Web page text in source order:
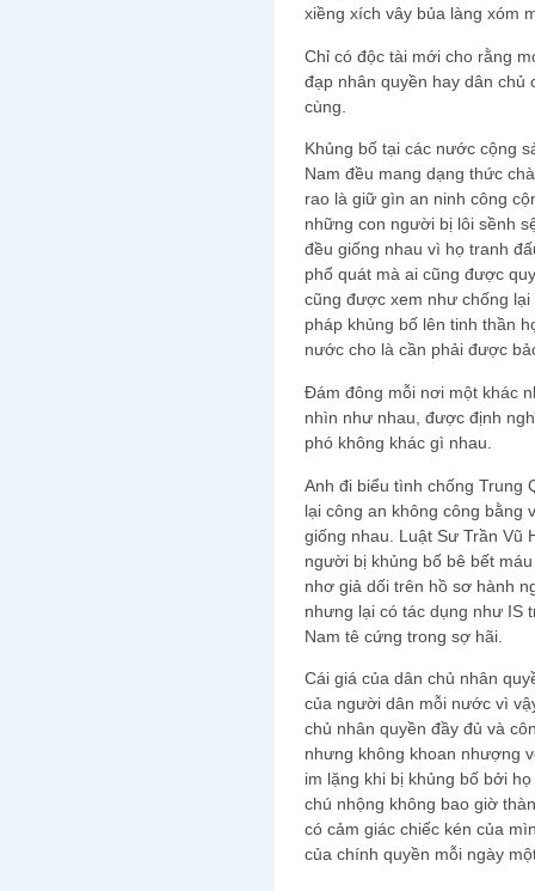
xiềng xích vây bủa làng xóm
Chỉ có độc tài mới cho rằng
đạp nhân quyền hay dân chủ
cùng.
Khủng bố tại các nước cộng
Nam đều mang dạng thức
rao là giữ gìn an ninh công
những con người bị lôi sềnh
đều giống nhau vì họ tranh
phổ quát mà ai cũng được
cũng được xem như chống
pháp khủng bố lên tinh thần
nước cho là cần phải được
Đám đông mỗi nơi một khác
nhìn như nhau, được định
phó không khác gì nhau.
Anh đi biểu tình chống Trung
lại công an không công bằng
giống nhau. Luật Sư Trần Vũ
người bị khủng bố bê bết
nhơ giả dối trên hồ sơ hành
nhưng lại có tác dụng như IS
Nam tê cứng trong sợ hãi.
Cái giá của dân chủ nhân
của người dân mỗi nước vì
chủ nhân quyền đầy đủ và
nhưng không khoan nhượng
im lặng khi bị khủng bố bởi
chú nhộng không bao giờ
có cảm giác chiếc kén của
của chính quyền mỗi ngày